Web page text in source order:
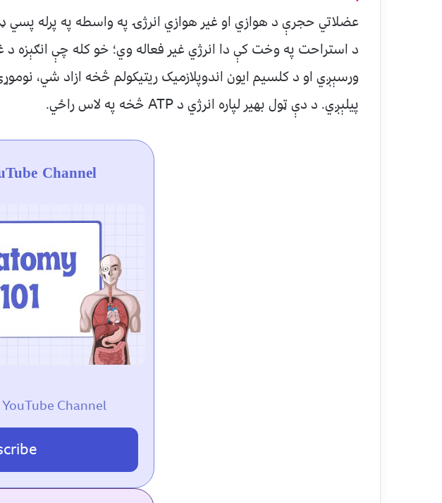
د استراحت په وخت کې دا انرژي غیر فعاله وي؛ خو کله چې انګېزه
ورسېږي او د کلسیم ایون اندوپلازمیک ریتیکولم څخه ازاد شي،
پیلېږي. د دې ټول بهیر لپاره انرژي د ATP څخه په لاس راځي.
Channel
Channel